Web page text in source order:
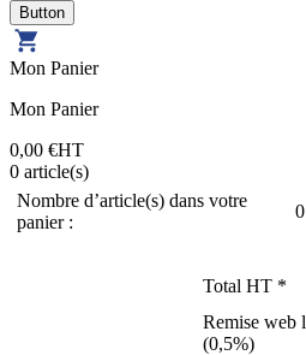
Mon Panier
Mon Panier
0,00 €HT
0 article(s)
Nombre d’article(s) dans votre
panier :
0
Total HT *
Remise web
(0,5%)